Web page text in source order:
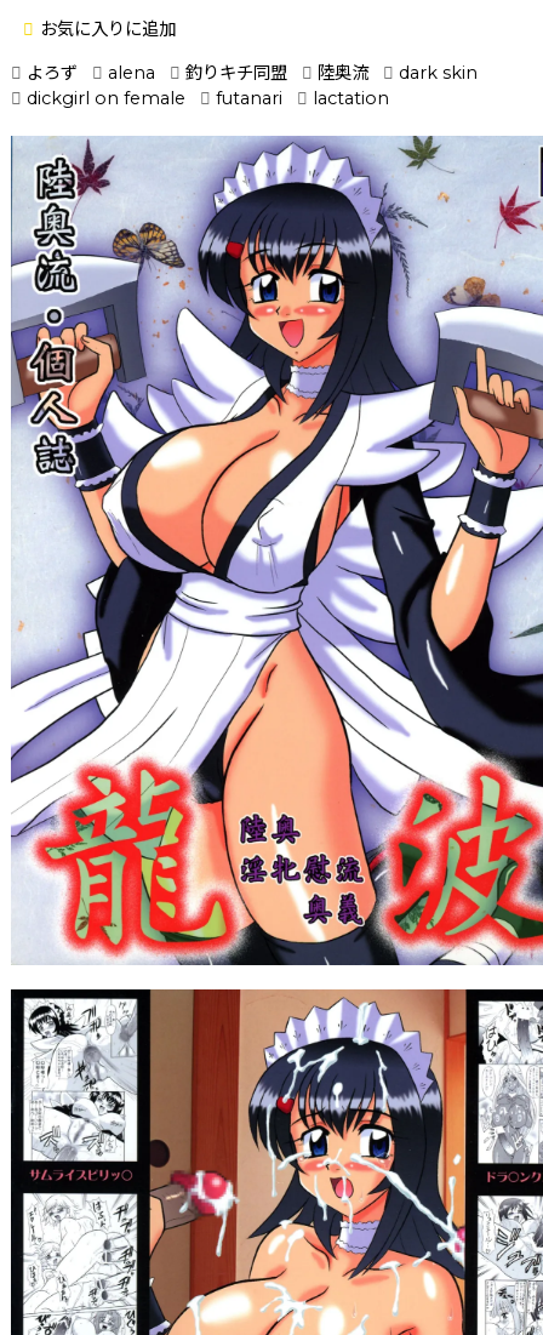
お気に入りに追加
よろず
alena 釣りキチ同盟 陸奥流
dark skin
dickgirl on female
futanari lactation